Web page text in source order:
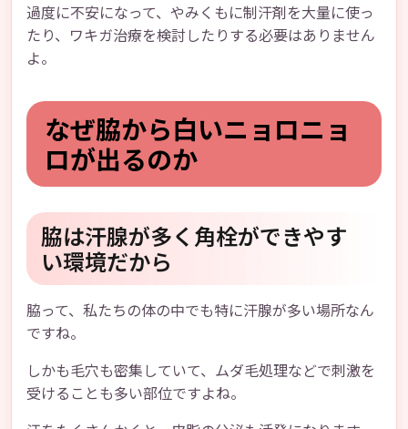
過度に不安になって、やみくもに制汗剤を大量に使っ
たり、ワキガ治療を検討したりする必要はありません
よ。
なぜ脇から白いニョロニョ
ロが出るのか
脇は汗腺が多く角栓ができやす
い環境だから
脇って、私たちの体の中でも特に汗腺が多い場所なん
ですね。
しかも毛穴も密集していて、ムダ毛処理などで刺激を
受けることも多い部位ですよね。